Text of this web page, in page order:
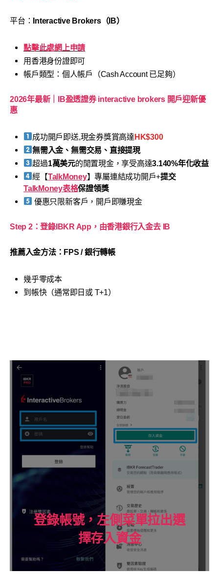
平台： Interactive Brokers（IB）
點擊此處網上申請
用香港身份證即可
帳戶類型：個人帳戶（Cash Account 已足夠）
2026年最新｜IB盈透證券 interactive brokers 開戶迎新優
惠
成功開戶即送,現金券獎賞高達 HK$300
無需入金、無需交易、直接提現
超過1萬美元的閒置現金，享受高達3.140%年化收益
經【TalkMoney】專屬連結成功開戶+提交
TalkMoney表格保證領獎
優惠只限新客戶，開戶即賺現金
Step 2：登錄IBKR App，由香港銀行入金去 IB
推薦入金方法：FPS / 銀行轉帳
幾乎零成本
到帳快（通常即日或 T+1）
登錄帳號，左側菜單拉出選
擇存入資金